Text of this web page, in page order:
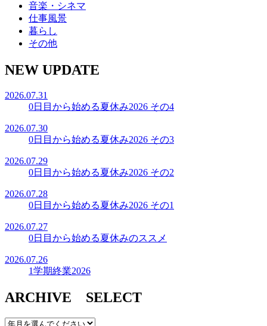
音楽・シネマ
仕事風景
暮らし
その他
NEW UPDATE
2026.07.31
0日目から始める夏休み2026 その4
2026.07.30
0日目から始める夏休み2026 その3
2026.07.29
0日目から始める夏休み2026 その2
2026.07.28
0日目から始める夏休み2026 その1
2026.07.27
0日目から始める夏休みのススメ
2026.07.26
1学期終業2026
ARCHIVE SELECT